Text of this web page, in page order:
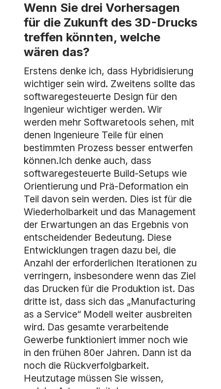
Wenn Sie drei Vorhersagen
für die Zukunft des 3D-Drucks
treffen könnten, welche
wären das?
Erstens denke ich, dass Hybridisierung
wichtiger sein wird. Zweitens sollte das
softwaregesteuerte Design für den
Ingenieur wichtiger werden. Wir
werden mehr Softwaretools sehen, mit
denen Ingenieure Teile für einen
bestimmten Prozess besser entwerfen
können.Ich denke auch, dass
softwaregesteuerte Build-Setups wie
Orientierung und Prä-Deformation ein
Teil davon sein werden. Dies ist für die
Wiederholbarkeit und das Management
der Erwartungen an das Ergebnis von
entscheidender Bedeutung. Diese
Entwicklungen tragen dazu bei, die
Anzahl der erforderlichen Iterationen zu
verringern, insbesondere wenn das Ziel
das Drucken für die Produktion ist. Das
dritte ist, dass sich das „Manufacturing
as a Service“ Modell weiter ausbreiten
wird. Das gesamte verarbeitende
Gewerbe funktioniert immer noch wie
in den frühen 80er Jahren. Dann ist da
noch die Rückverfolgbarkeit.
Heutzutage müssen Sie wissen,